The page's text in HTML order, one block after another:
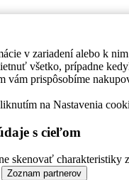
v zariadení alebo k
všetko, prípadne
vám prispôsobíme
na Nastavenia
s cieľom
skenovať charakteristiky
Zoznam partnerov